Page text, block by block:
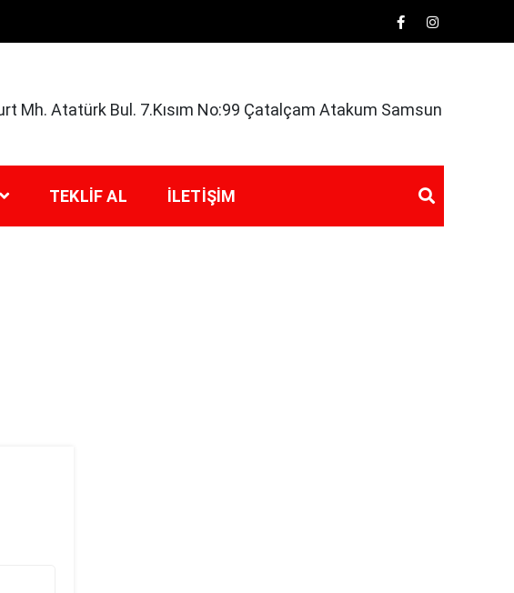
Mh. Atatürk Bul. 7.Kısım No:99 Çatalçam Atakum Samsun
TEKLIF AL İLETIŞIM